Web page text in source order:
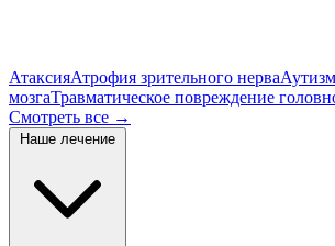
АтаксияАтрофия зрительного нерваАутизм
мозгаТравматическое повреждение
Смотреть все →